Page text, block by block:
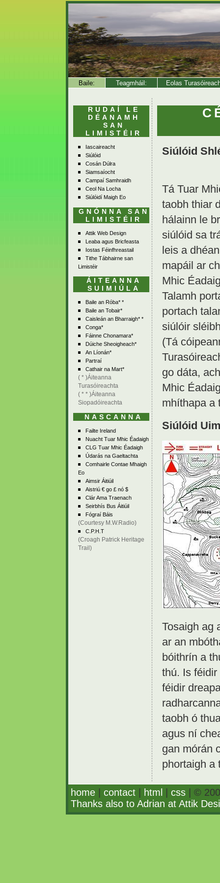
Baile: Teagmháil: Eolas
RUDAÍ LE
DÉANAMH
SAN
LIMISTÉIR
Iascaireacht
Siúlóid
Cosán Dúlra
Siamsaíocht
Campaí Samhraidh
Ceol Na Locha
Siúlóidí Maigh Eo
GNÓNNA SAN
LIMISTÉIR
Attik Web Design
Leaba agus Bricfeasta
Iostas Féinfhreastail
Tithe Tábhairne san
Limistéir
ÁITEANNA
SUIMIÚLA
Baile an Róba* *
Baile an Tobair*
Caisleán an Bharraigh* *
Conga*
Fáinne Chonamara*
Dúiche Sheoigheach*
An Líonán*
Partraí
Cathair na Mart*
( * )Áiteanna
Turasóireachta
( * * )Áiteanna
Siopadóireachta
NASCANNA
Failte Ireland
Nuacht Tuar Mhic Éadaigh
CLG Tuar Mhic Éadaigh
Údarás na Gaeltachta
Comhairle Contae Mhaigh
Eo
Aimsir Áitiúil
Aistriú € go £ nó $
Clár Ama Traenach
Seirbhís Bus Áitiúil
Fógraí Báis
(Courtesy M.W.Radio)
C.P.H.T
(Croagh Patrick Heritage
Trail)
Siúlóid
Tá Tuar
taobh thiar
hálainn le
siúlóid sa
leis a
mapáil ar
Mhic
Talamh
portach
siúlóir
(Tá
go dáta,
Mhic
mhíthapa a
Siúlóid
Tosaigh ag
ar an
bóithrín a
thú. Is
féidir
taobh ó
agus ní
gan mórán
phortaigh a
home contact html css | ©
Thanks also to Adrian at Attik